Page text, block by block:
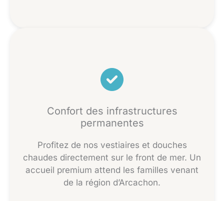
Confort des infrastructures
permanentes
Profitez de nos vestiaires et douches
chaudes directement sur le front de mer. Un
accueil premium attend les familles venant
de la région d’Arcachon.